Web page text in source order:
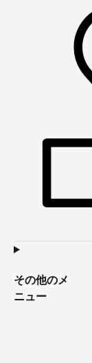
その他のメ
ニュー